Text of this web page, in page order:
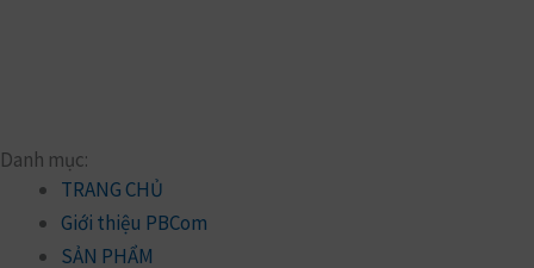
Danh mục:
TRANG CHỦ
Giới thiệu PBCom
SẢN PHẨM